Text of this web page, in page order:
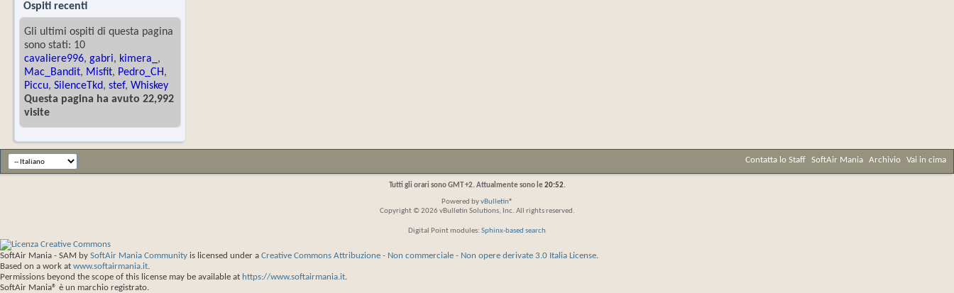
Ospiti recenti
Gli ultimi ospiti di questa pagina
sono stati: 10
cavaliere996, gabri, kimera_ ,
Mac_Bandit, Misfit, Pedro_CH,
Piccu, SilenceTkd, stef, Whiskey
Questa pagina ha avuto 22,992
visite
Contatta lo Staff SoftAir Mania Archivio Vai in cima
Tutti gli orari sono GMT +2. Attualmente sono le 20:52.
Powered byvBulletin®
Copyright © 2026 vBulletin Solutions, Inc. All rights reserved.
Digital Point modules: Sphinx-based search
SoftAir Mania - SAM by SoftAir Mania Community is licensed under a Creative Commons Attribuzione - Non commerciale - Non opere derivate 3.0 Italia License.
Based on a work at www.softairmania.it.
Permissions beyond the scope of this license may be available at https://www.softairmania.it.
SoftAir Mania® è un marchio registrato.